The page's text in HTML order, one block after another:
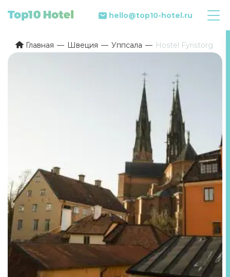
hello@top10-hotel.ru
Главная Швеция Уппсала Hostel Fyristorg